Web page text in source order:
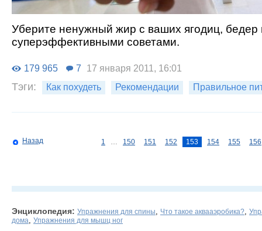
Уберите ненужный жир с ваших ягодиц, бедер
суперэффективными советами.
179 965 7 17 января 2011, 16:01
Тэги: Как похудеть Рекомендации Правильное
Назад 1 150 151 152 153 154 155 156
Энциклопедия: Упражнения для спины Что такое аквааэробика?
дома
Упражнения для мышц ног